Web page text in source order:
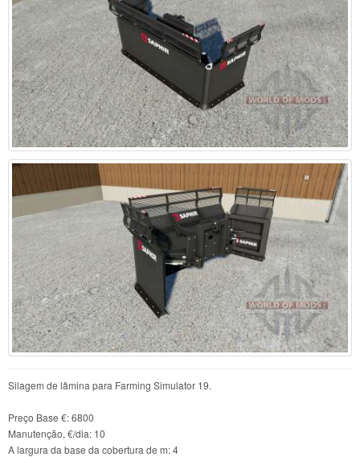
Silagem de lâmina para Farming Simulator 19.
Preço Base €: 6800
Manutenção, €/dia: 10
A largura da base da cobertura de m: 4